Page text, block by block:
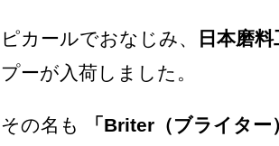
ピカールでおなじみ、 日本磨
プーが入荷しました。
その名も 「Briter（ブライタ